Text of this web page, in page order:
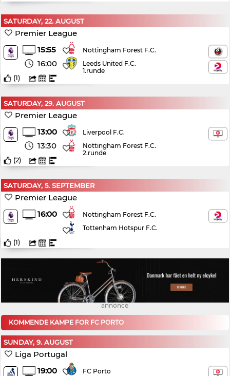
SATURDAY, 22. AUGUST
Premier League
15:55
16:00
Nottingham Forest F.C.
Leeds United F.C.
1.runde
(1)
SATURDAY, 29. AUGUST
Premier League
13:00
13:30
Liverpool F.C.
Nottingham Forest F.C.
2.runde
(2)
SATURDAY, 5. SEPTEMBER
Premier League
16:00
Nottingham Forest F.C.
Tottenham Hotspur F.C.
(1)
annonce
KOMMENDE KAMPE FOR FC PORTO
SUNDAY, 9. AUGUST
Liga Portugal
19:00
FC Porto